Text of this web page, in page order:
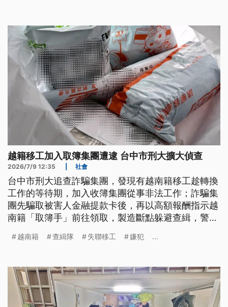
越籍移工加入取簿集團遭逮 台中市刑大擴大偵查
2026/7/9 12:35 社會
台中市刑大追查詐騙集團，發現有越南籍移工趁轉換
工作的等待期，加入收簿集團從事非法工作；詐騙集
團先騙取被害人金融提款卡後，再以高額報酬指示越
南籍「取簿手」前往領取，製造斷點躲避查緝，警方
籍移工，非法為同鄉進行醫美行為。
越南籍 查緝隊 失聯移工 嫌犯 ...